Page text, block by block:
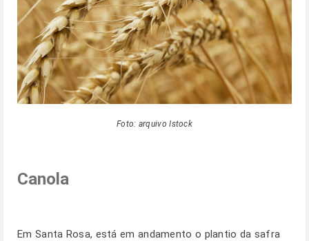
Foto: arquivo Istock
Canola
Em Santa Rosa, está em andamento o plantio da safra